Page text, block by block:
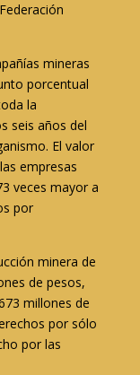
mineras
porcentual
la
seis años del
El valor
empresas
veces mayor a
por
minera de
de pesos,
millones de
por sólo
por las